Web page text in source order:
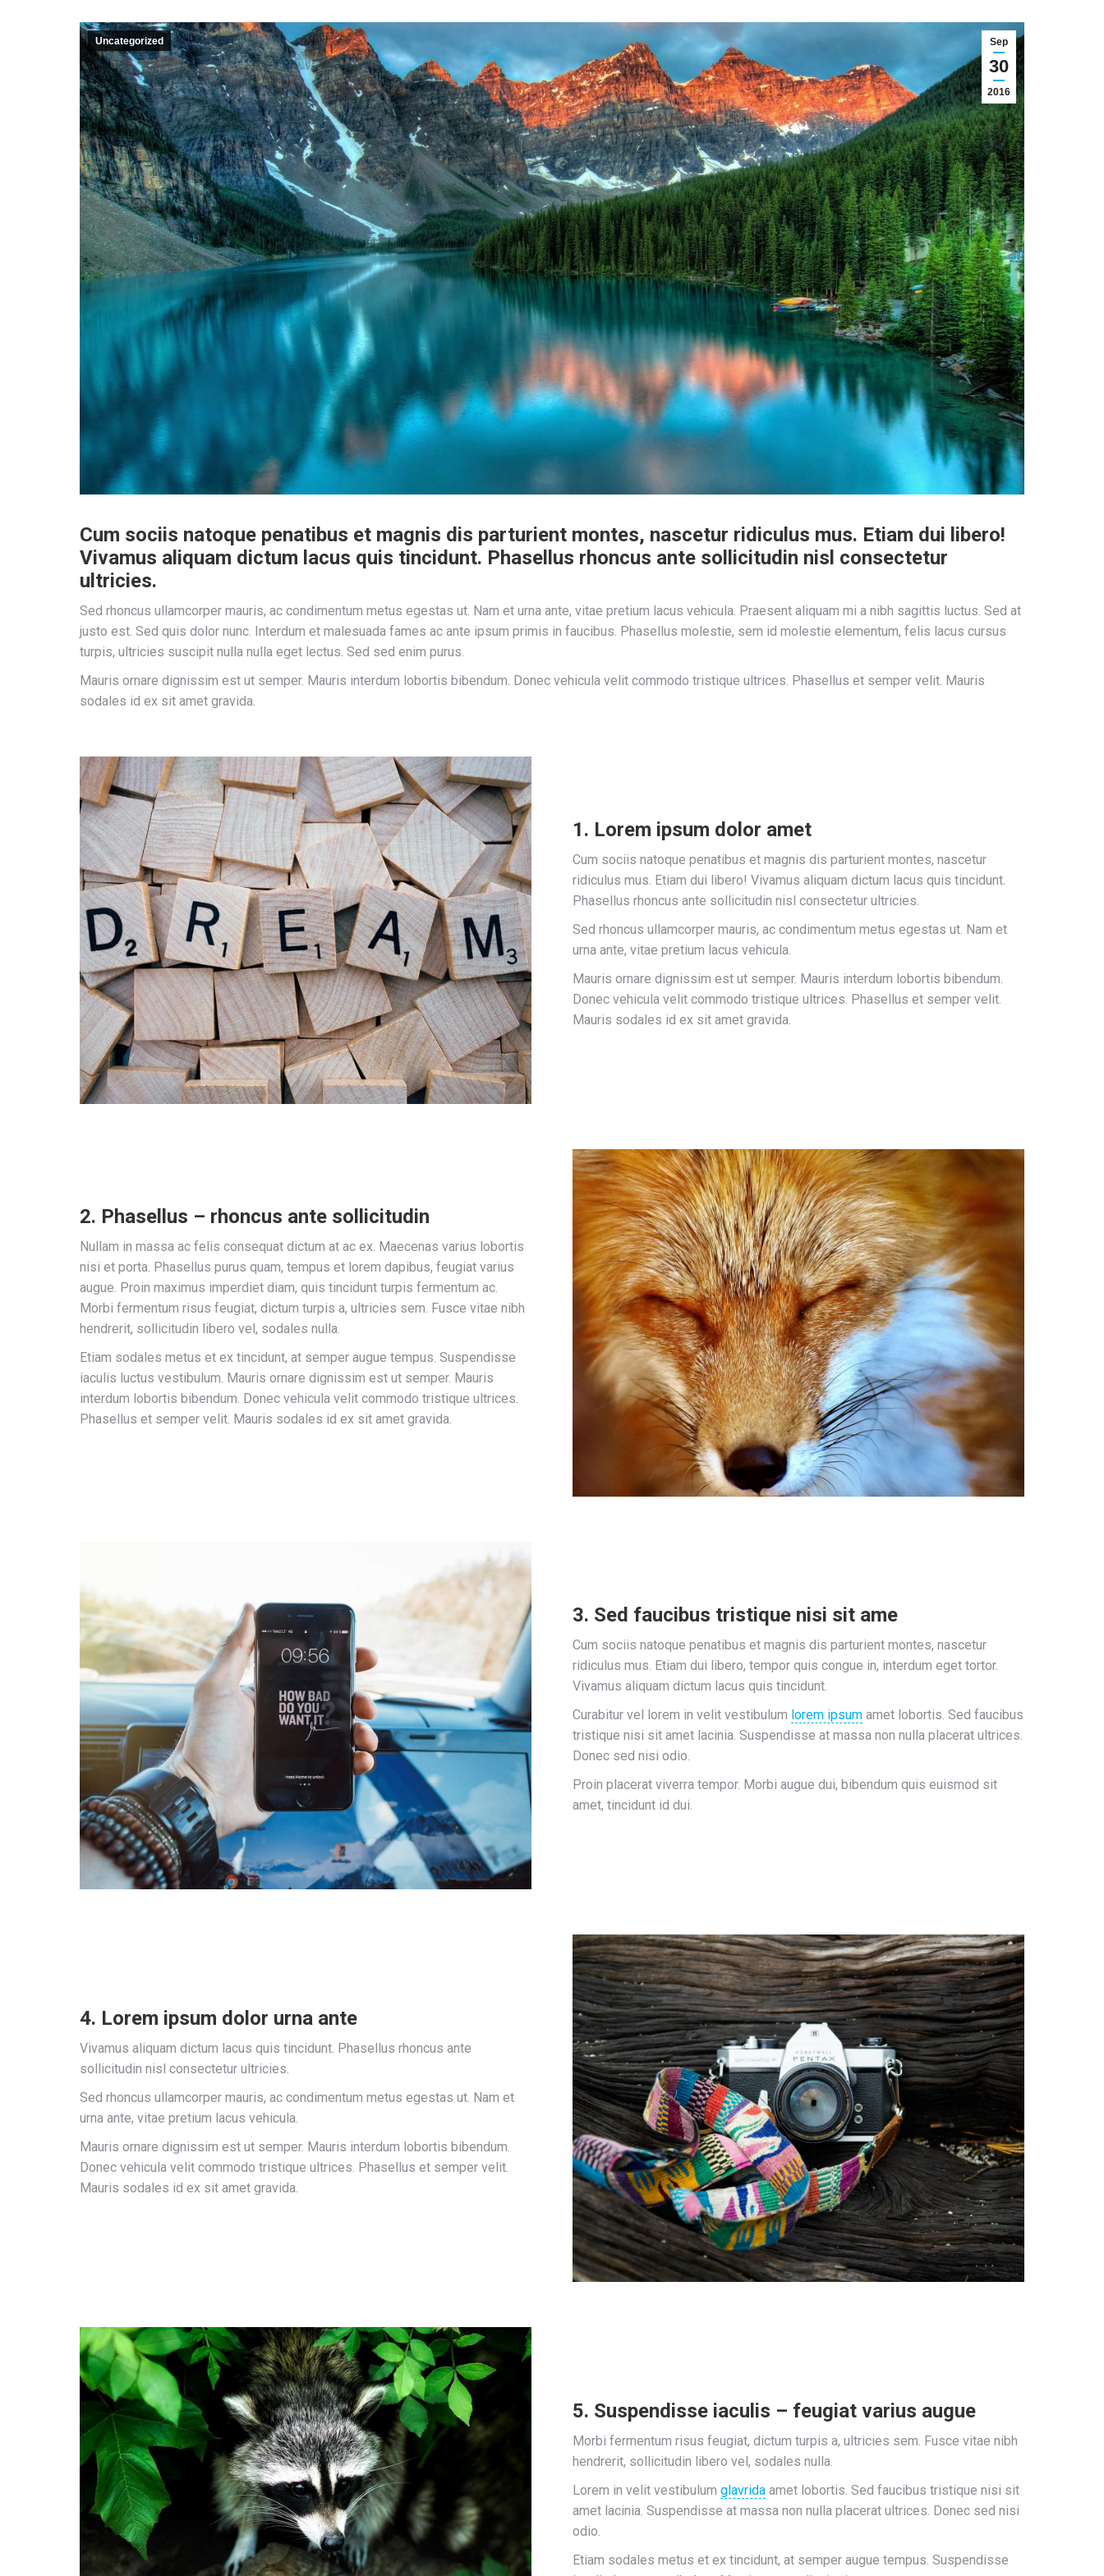
Sep
30
2016
Uncategorized
Cum sociis natoque penatibus et magnis dis parturient montes, nascetur ridiculus mus. Etiam dui libero!
Vivamus aliquam dictum lacus quis tincidunt. Phasellus rhoncus ante sollicitudin nisl consectetur
ultricies.
Sed rhoncus ullamcorper mauris, ac condimentum metus egestas ut. Nam et urna ante, vitae pretium lacus vehicula. Praesent aliquam mi a nibh sagittis luctus. Sed at
justo est. Sed quis dolor nunc. Interdum et malesuada fames ac ante ipsum primis in faucibus. Phasellus molestie, sem id molestie elementum, felis lacus cursus
turpis, ultricies suscipit nulla nulla eget lectus. Sed sed enim purus.
Mauris ornare dignissim est ut semper. Mauris interdum lobortis bibendum. Donec vehicula velit commodo tristique ultrices. Phasellus et semper velit. Mauris
sodales id ex sit amet gravida.
1. Lorem ipsum dolor amet
Cum sociis natoque penatibus et magnis dis parturient montes, nascetur
ridiculus mus. Etiam dui libero! Vivamus aliquam dictum lacus quis tincidunt.
Phasellus rhoncus ante sollicitudin nisl consectetur ultricies.
Sed rhoncus ullamcorper mauris, ac condimentum metus egestas ut. Nam et
urna ante, vitae pretium lacus vehicula.
Mauris ornare dignissim est ut semper. Mauris interdum lobortis bibendum.
Donec vehicula velit commodo tristique ultrices. Phasellus et semper velit.
Mauris sodales id ex sit amet gravida.
2. Phasellus – rhoncus ante sollicitudin
Nullam in massa ac felis consequat dictum at ac ex. Maecenas varius lobortis
nisi et porta. Phasellus purus quam, tempus et lorem dapibus, feugiat varius
augue. Proin maximus imperdiet diam, quis tincidunt turpis fermentum ac.
Morbi fermentum risus feugiat, dictum turpis a, ultricies sem. Fusce vitae nibh
hendrerit, sollicitudin libero vel, sodales nulla.
Etiam sodales metus et ex tincidunt, at semper augue tempus. Suspendisse
iaculis luctus vestibulum. Mauris ornare dignissim est ut semper. Mauris
interdum lobortis bibendum. Donec vehicula velit commodo tristique ultrices.
Phasellus et semper velit. Mauris sodales id ex sit amet gravida.
3. Sed faucibus tristique nisi sit ame
Cum sociis natoque penatibus et magnis dis parturient montes, nascetur
ridiculus mus. Etiam dui libero, tempor quis congue in, interdum eget tortor.
Vivamus aliquam dictum lacus quis tincidunt.
Curabitur vel lorem in velit vestibulum lorem ipsum amet lobortis. Sed faucibus
tristique nisi sit amet lacinia. Suspendisse at massa non nulla placerat ultrices.
Donec sed nisi odio.
Proin placerat viverra tempor. Morbi augue dui, bibendum quis euismod sit
amet, tincidunt id dui.
4. Lorem ipsum dolor urna ante
Vivamus aliquam dictum lacus quis tincidunt. Phasellus rhoncus ante
sollicitudin nisl consectetur ultricies.
Sed rhoncus ullamcorper mauris, ac condimentum metus egestas ut. Nam et
urna ante, vitae pretium lacus vehicula.
Mauris ornare dignissim est ut semper. Mauris interdum lobortis bibendum.
Donec vehicula velit commodo tristique ultrices. Phasellus et semper velit.
Mauris sodales id ex sit amet gravida.
5. Suspendisse iaculis – feugiat varius augue
Morbi fermentum risus feugiat, dictum turpis a, ultricies sem. Fusce vitae nibh
hendrerit, sollicitudin libero vel, sodales nulla.
Lorem in velit vestibulum glavrida amet lobortis. Sed faucibus tristique nisi sit
amet lacinia. Suspendisse at massa non nulla placerat ultrices. Donec sed nisi
odio.
Etiam sodales metus et ex tincidunt, at semper augue tempus. Suspendisse